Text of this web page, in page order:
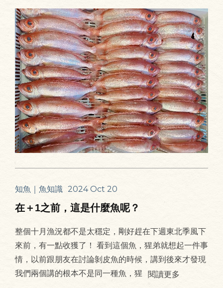
知魚｜魚知識 2024 Oct 20
在＋1之前，這是什麼魚呢？
整個十月漁況都不是太穩定，剛好趕在下週東北季風下
來前，有一點收獲了！ 看到這個魚，猩弟就想起一件事
情，以前跟朋友在討論剝皮魚的時候，講到後來才發現
我們兩個講的根本不是同一種魚，猩 閱讀更多